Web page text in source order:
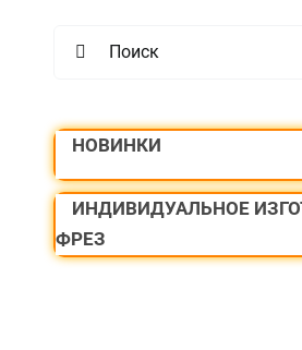
НОВИНКИ
ИНДИВИДУАЛЬНОЕ
ФРЕЗ